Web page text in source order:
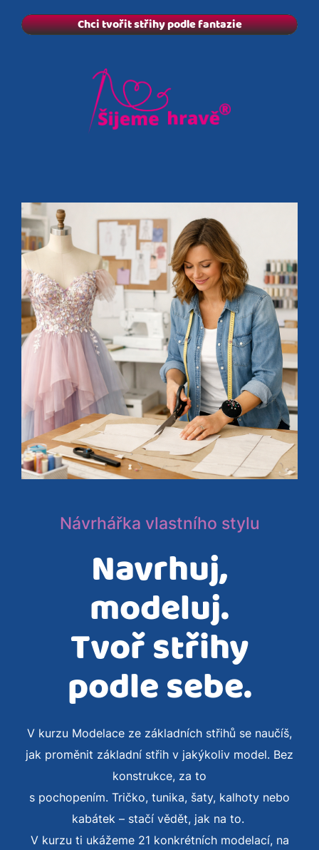
Chci tvořit střihy podle fantazie
Návrhářka vlastního stylu
Navrhuj,
modeluj.
Tvoř střihy
podle sebe.
V kurzu Modelace ze základních střihů se naučíš,
jak proměnit základní střih v jakýkoliv model. Bez
konstrukce, za to
s pochopením. Tričko, tunika, šaty, kalhoty nebo
kabátek – stačí vědět, jak na to.
V kurzu ti ukážeme 21 konkrétních modelací, na